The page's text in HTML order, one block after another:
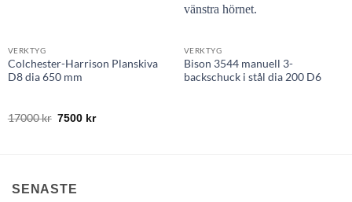
VERKTYG
Colchester-Harrison Planskiva
D8 dia 650 mm
17000kr Det
7500 krDet
VERKTYG
Bison 3544 manuell 3-
backschuck i stål dia 200 D6
SENASTE